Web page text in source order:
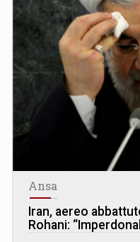
Ansa
Iran, aereo
Rohani: